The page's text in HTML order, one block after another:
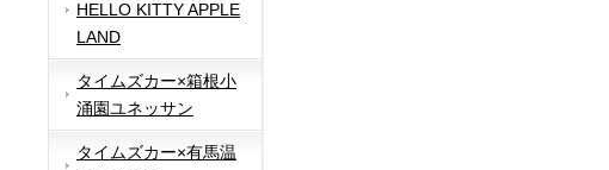
HELLO KITTY APPLE
LAND
タイムズカー×箱根小
涌園ユネッサン
タイムズカー×有馬温